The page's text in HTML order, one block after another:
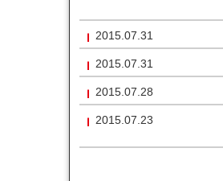
2015.07.31
2015.07.31
2015.07.28
2015.07.23